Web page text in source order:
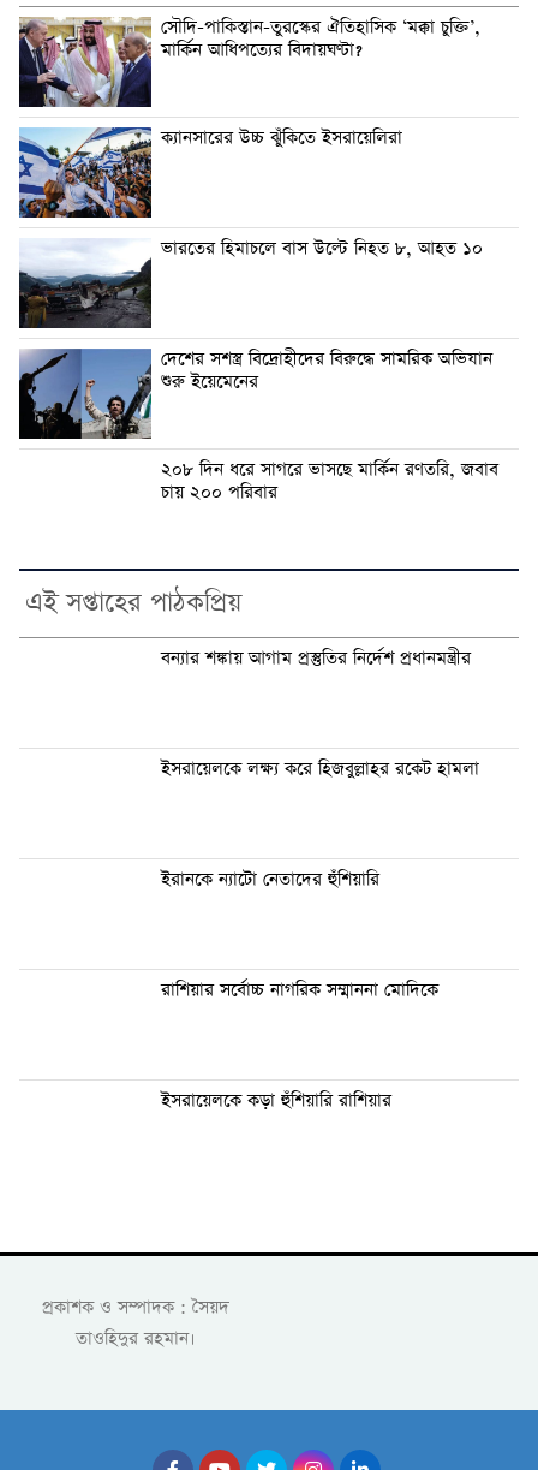
সৌদি-পাকিস্তান-তুরস্কের ঐতিহাসিক ‘মক্কা চুক্তি’,
মার্কিন আধিপত্যের বিদায়ঘণ্টা?
ক্যানসারের উচ্চ ঝুঁকিতে ইসরায়েলিরা
ভারতের হিমাচলে বাস উল্টে নিহত ৮, আহত ১০
দেশের সশস্ত্র বিদ্রোহীদের বিরুদ্ধে সামরিক অভিযান
শুরু ইয়েমেনের
২০৮ দিন ধরে সাগরে ভাসছে মার্কিন রণতরি, জবাব
চায় ২০০ পরিবার
এই সপ্তাহের পাঠকপ্রিয়
বন্যার শঙ্কায় আগাম প্রস্তুতির নির্দেশ প্রধানমন্ত্রীর
ইসরায়েলকে লক্ষ্য করে হিজবুল্লাহর রকেট হামলা
ইরানকে ন্যাটো নেতাদের হুঁশিয়ারি
রাশিয়ার সর্বোচ্চ নাগরিক সম্মাননা মোদিকে
ইসরায়েলকে কড়া হুঁশিয়ারি রাশিয়ার
প্রকাশক ও সম্পাদক : সৈয়দ
তাওহিদুর রহমান।